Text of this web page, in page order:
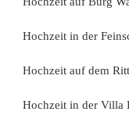
Hochzeit in der
Hochzeit auf dem
Hochzeit in der Villa